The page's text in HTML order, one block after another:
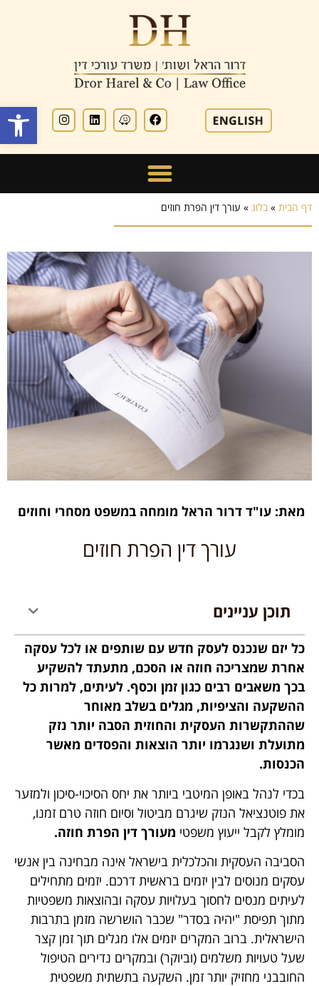
פתח
דף הבית » בלוג » עורך דין הפרת חוזים
מאת: עו"ד דרור הראל מומחה במשפט מסחרי וחוזים
עורך דין הפרת חוזים
תוכן עניינים
כל יזם שנכנס לעסק חדש עם שותפים או לכל עסקה
אחרת שמצריכה חוזה או הסכם, מתעתד להשקיע
בכך משאבים רבים כגון זמן וכסף. לעיתים, למרות כל
ההשקעה והציפיות, מגלים בשלב מאוחר
שההתקשרות העסקית והחוזית הסבה יותר נזק
מתועלת ושנגרמו יותר הוצאות והפסדים מאשר
הכנסות.
בכדי לנהל באופן המיטבי ביותר את יחס הסיכוי-סיכון ולמזער
את פוטנציאל הנזק שיגרם מביטול וסיום חוזה טרם זמנו,
מומלץ לקבל ייעוץ משפטי מעורך דין הפרת חוזה.
הסביבה העסקית והכלכלית בישראל אינה מבחינה בין אנשי
עסקים מנוסים לבין יזמים בראשית דרכם. יזמים מתחילים
לעיתים מנסים לחסוך בעלויות עסקה ובהוצאות משפטיות
מתוך תפיסת "יהיה בסדר" שכבר הושרשה מזמן בתרבות
הישראלית. ברוב המקרים יזמים אלו מגלים תוך זמן קצר
שעל טעויות משלמים (וביוקר) ובמקרים נדירים הטיפול
החובבני מחזיק יותר זמן. השקעה בתשתית משפטית